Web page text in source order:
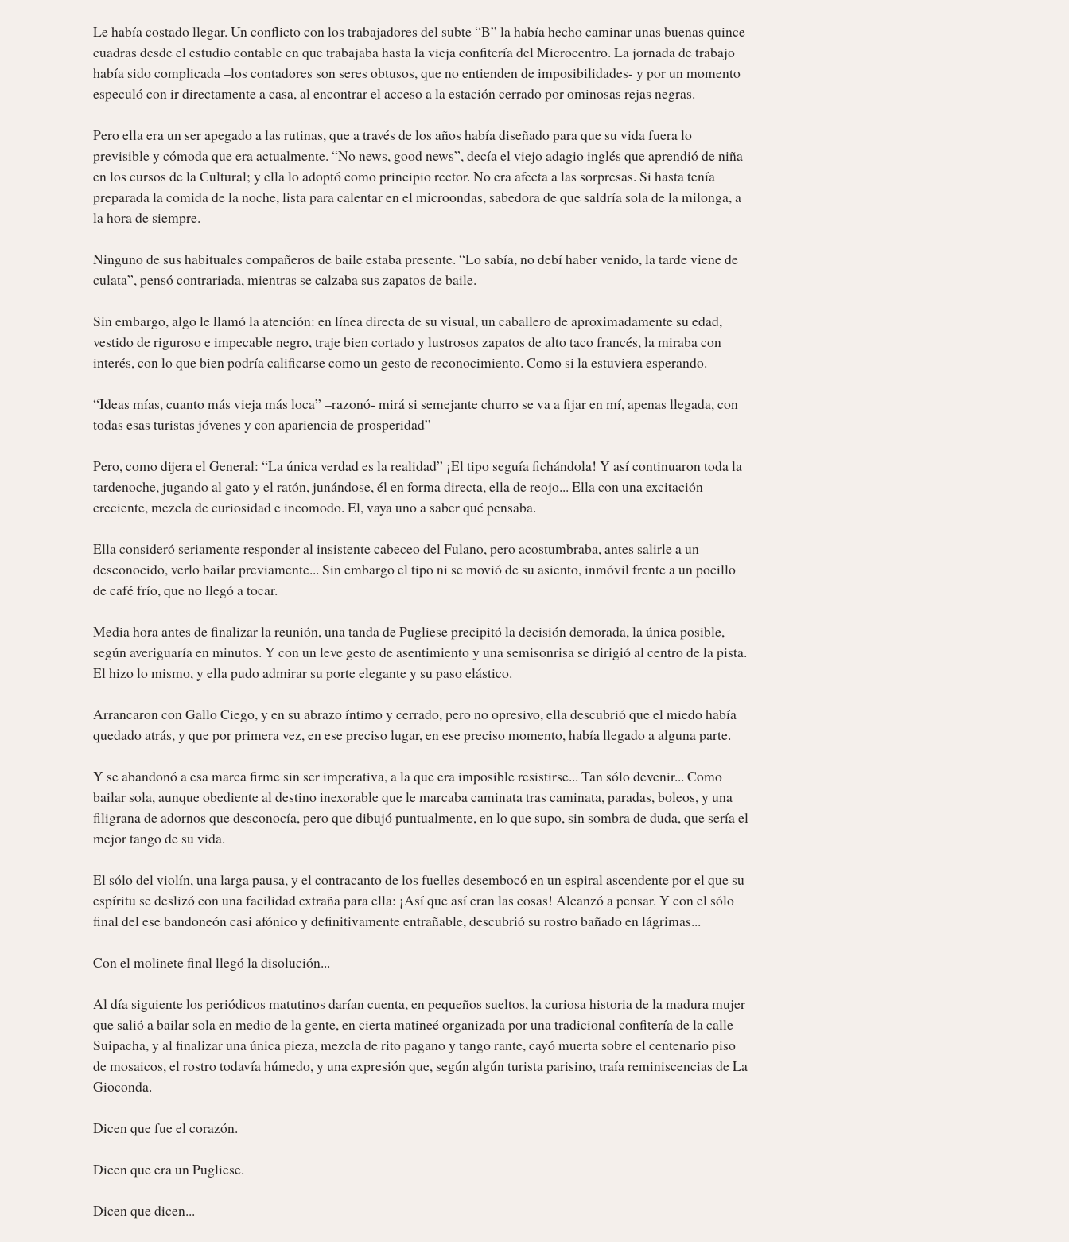
Le había costado llegar. Un conflicto con los trabajadores del subte “B” la había hecho caminar unas buenas quince
cuadras desde el estudio contable en que trabajaba hasta la vieja confitería del Microcentro. La jornada de trabajo
había sido complicada –los contadores son seres obtusos, que no entienden de imposibilidades- y por un momento
especuló con ir directamente a casa, al encontrar el acceso a la estación cerrado por ominosas rejas negras.
Pero ella era un ser apegado a las rutinas, que a través de los años había diseñado para que su vida fuera lo
previsible y cómoda que era actualmente. “No news, good news”, decía el viejo adagio inglés que aprendió de niña
en los cursos de la Cultural; y ella lo adoptó como principio rector. No era afecta a las sorpresas. Si hasta tenía
preparada la comida de la noche, lista para calentar en el microondas, sabedora de que saldría sola de la milonga, a
la hora de siempre.
Ninguno de sus habituales compañeros de baile estaba presente. “Lo sabía, no debí haber venido, la tarde viene de
culata”, pensó contrariada, mientras se calzaba sus zapatos de baile.
Sin embargo, algo le llamó la atención: en línea directa de su visual, un caballero de aproximadamente su edad,
vestido de riguroso e impecable negro, traje bien cortado y lustrosos zapatos de alto taco francés, la miraba con
interés, con lo que bien podría calificarse como un gesto de reconocimiento. Como si la estuviera esperando.
“Ideas mías, cuanto más vieja más loca” –razonó- mirá si semejante churro se va a fijar en mí, apenas llegada, con
todas esas turistas jóvenes y con apariencia de prosperidad”
Pero, como dijera el General: “La única verdad es la realidad” ¡El tipo seguía fichándola! Y así continuaron toda la
tardenoche, jugando al gato y el ratón, junándose, él en forma directa, ella de reojo... Ella con una excitación
creciente, mezcla de curiosidad e incomodo. El, vaya uno a saber qué pensaba.
Ella consideró seriamente responder al insistente cabeceo del Fulano, pero acostumbraba, antes salirle a un
desconocido, verlo bailar previamente... Sin embargo el tipo ni se movió de su asiento, inmóvil frente a un pocillo
de café frío, que no llegó a tocar.
Media hora antes de finalizar la reunión, una tanda de Pugliese precipitó la decisión demorada, la única posible,
según averiguaría en minutos. Y con un leve gesto de asentimiento y una semisonrisa se dirigió al centro de la pista.
El hizo lo mismo, y ella pudo admirar su porte elegante y su paso elástico.
Arrancaron con Gallo Ciego, y en su abrazo íntimo y cerrado, pero no opresivo, ella descubrió que el miedo había
quedado atrás, y que por primera vez, en ese preciso lugar, en ese preciso momento, había llegado a alguna parte.
Y se abandonó a esa marca firme sin ser imperativa, a la que era imposible resistirse... Tan sólo devenir... Como
bailar sola, aunque obediente al destino inexorable que le marcaba caminata tras caminata, paradas, boleos, y una
filigrana de adornos que desconocía, pero que dibujó puntualmente, en lo que supo, sin sombra de duda, que sería el
mejor tango de su vida.
El sólo del violín, una larga pausa, y el contracanto de los fuelles desembocó en un espiral ascendente por el que su
espíritu se deslizó con una facilidad extraña para ella: ¡Así que así eran las cosas! Alcanzó a pensar. Y con el sólo
final del ese bandoneón casi afónico y definitivamente entrañable, descubrió su rostro bañado en lágrimas...
Con el molinete final llegó la disolución...
Al día siguiente los periódicos matutinos darían cuenta, en pequeños sueltos, la curiosa historia de la madura mujer
que salió a bailar sola en medio de la gente, en cierta matineé organizada por una tradicional confitería de la calle
Suipacha, y al finalizar una única pieza, mezcla de rito pagano y tango rante, cayó muerta sobre el centenario piso
de mosaicos, el rostro todavía húmedo, y una expresión que, según algún turista parisino, traía reminiscencias de La
Gioconda.
Dicen que fue el corazón.
Dicen que era un Pugliese.
Dicen que dicen...